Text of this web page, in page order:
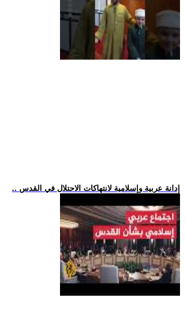
.. إدانة عربية وإسلامية لانتهاكات الاحتلال في القدس